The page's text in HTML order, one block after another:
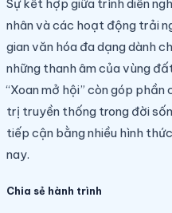
Sự kết hợp giữa trình diễn
nhân và các hoạt động trải
gian văn hóa đa dạng dành
những thanh âm của vùng
“Xoan mở hội” còn góp
trị truyền thống trong đời
tiếp cận bằng nhiều hình
nay.
Chia sẻ hành trình